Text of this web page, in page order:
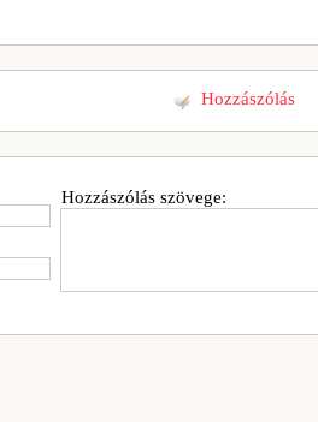
Hozzászólás
Hozzászólás szövege: